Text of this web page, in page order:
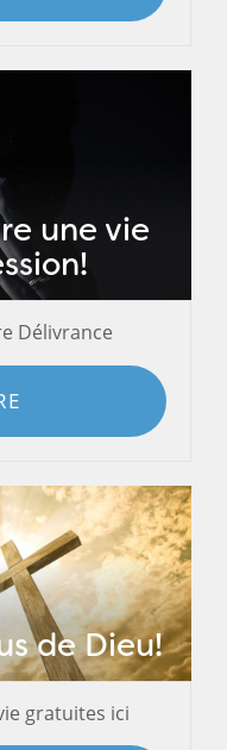
une vie
Délivrance
de Dieu!
gratuites ici